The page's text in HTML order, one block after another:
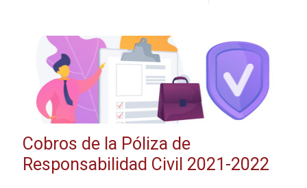
Cobros de la Póliza de
Responsabilidad Civil 2021-2022